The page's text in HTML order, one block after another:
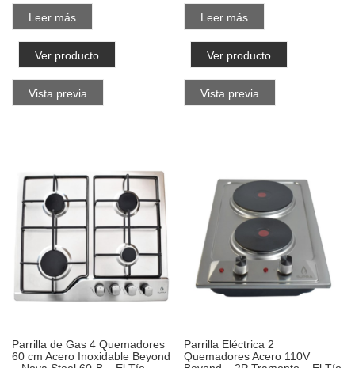
Leer más
Ver producto
Vista previa
Leer más
Ver producto
Vista previa
Parrilla de Gas 4 Quemadores
60 cm Acero Inoxidable Beyond
Parrilla Eléctrica 2
Quemadores Acero 110V